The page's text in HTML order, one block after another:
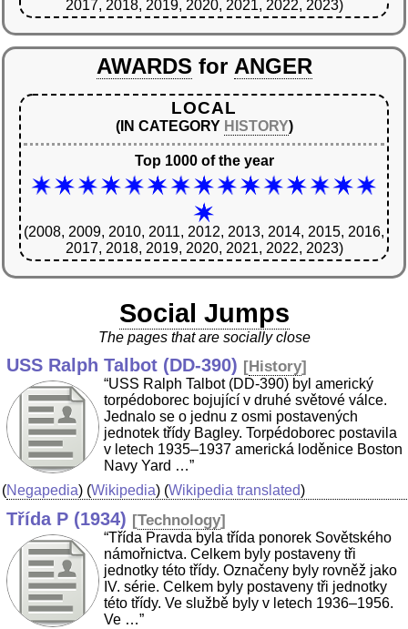
2017, 2018, 2019, 2020, 2021, 2022, 2023)
AWARDS for ANGER
LOCAL
(IN CATEGORY HISTORY)
Top 1000 of the year
(2008, 2009, 2010, 2011, 2012, 2013, 2014, 2015, 2016,
2017, 2018, 2019, 2020, 2021, 2022, 2023)
Social Jumps
The pages that are socially close
USS Ralph Talbot (DD-390) [History]
“USS Ralph Talbot (DD-390) byl americký
torpédoborec bojující v druhé světové válce.
Jednalo se o jednu z osmi postavených
jednotek třídy Bagley. Torpédoborec postavila
v letech 1935–1937 americká loděnice Boston
Navy Yard …”
(Negapedia) (Wikipedia) (Wikipedia translated)
Třída P (1934) [Technology]
“Třída Pravda byla třída ponorek Sovětského
námořnictva. Celkem byly postaveny tři
jednotky této třídy. Označeny byly rovněž jako
IV. série. Celkem byly postaveny tři jednotky
této třídy. Ve službě byly v letech 1936–1956.
Ve …”